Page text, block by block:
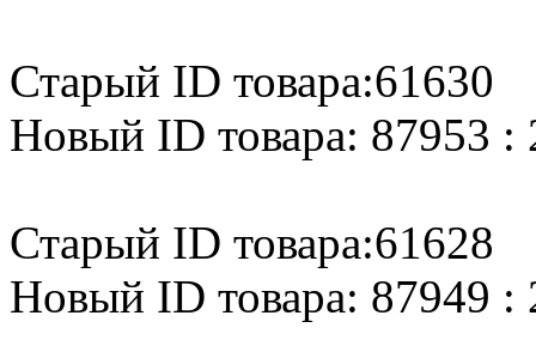
Старый ID товара:61630
Новый ID товара: 87953 :
Старый ID товара:61628
Новый ID товара: 87949 :